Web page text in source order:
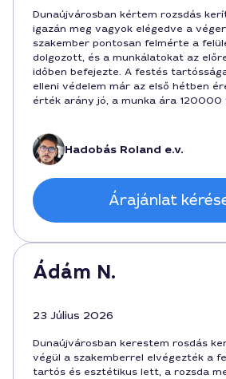
Dunaújvárosban kértem rozsdás
igazán meg vagyok elégedve a
szakember pontosan felmérte a
dolgozott, és a munkálatokat az
időben befejezte. A festés
elleni védelem már az első hétben
érték arány jó, a munka ára
Hadobás Roland e.v.
Árajánlat
Ádám N.
23 Július 2026
Dunaújvárosban kerestem rosdás
végül a szakemberrel elvégezték a
tartós és esztétikus lett, a rozsda